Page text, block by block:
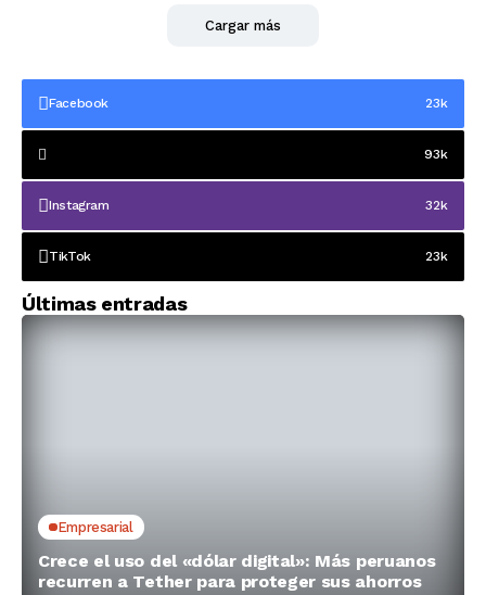
Cargar más
Facebook 23k
93k
Instagram 32k
TikTok 23k
Últimas entradas
Empresarial
Crece el uso del «dólar digital»: Más peruanos
recurren a Tether para proteger sus ahorros